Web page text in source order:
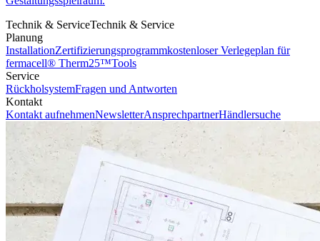
Technik & ServiceTechnik & Service
Planung
InstallationZertifizierungsprogrammkostenloser Verlegeplan für
fermacell® Therm25™Tools
Service
RückholsystemFragen und Antworten
Kontakt
Kontakt aufnehmenNewsletterAnsprechpartnerHändlersuche